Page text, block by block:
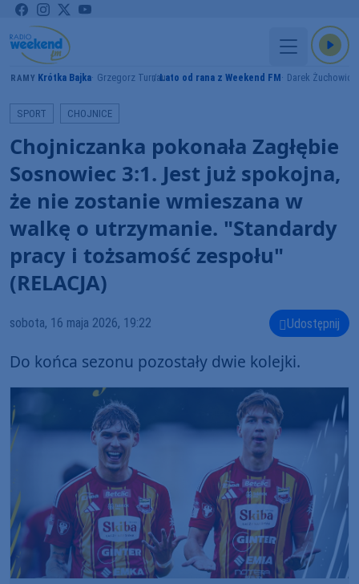
GRAMY Krótka Bajka Grzegorz TurnauLato od rana z Weekend FM Darek Żuchowicz
SPORT CHOJNICE
Chojniczanka pokonała Zagłębie
Sosnowiec 3:1. Jest już spokojna,
że nie zostanie wmieszana w
walkę o utrzymanie. "Standardy
pracy i tożsamość zespołu"
(RELACJA)
sobota, 16 maja 2026, 19:22 Udostępnij
Do końca sezonu pozostały dwie kolejki.